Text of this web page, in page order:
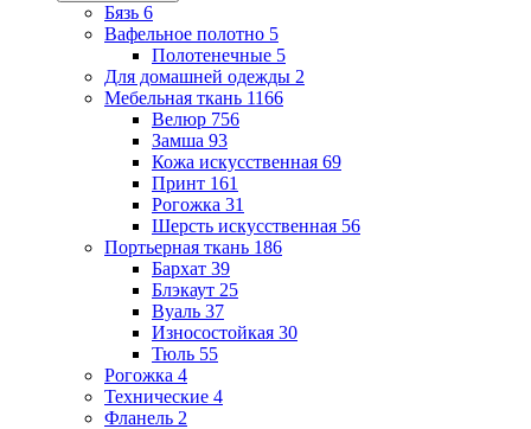
Бязь 6
Вафельное полотно 5
Полотенечные 5
Для домашней одежды 2
Мебельная ткань 1166
Велюр 756
Замша 93
Кожа искусственная 69
Принт 161
Рогожка 31
Шерсть искусственная 56
Портьерная ткань 186
Бархат 39
Блэкаут 25
Вуаль 37
Износостойкая 30
Тюль 55
Рогожка 4
Технические 4
Фланель 2